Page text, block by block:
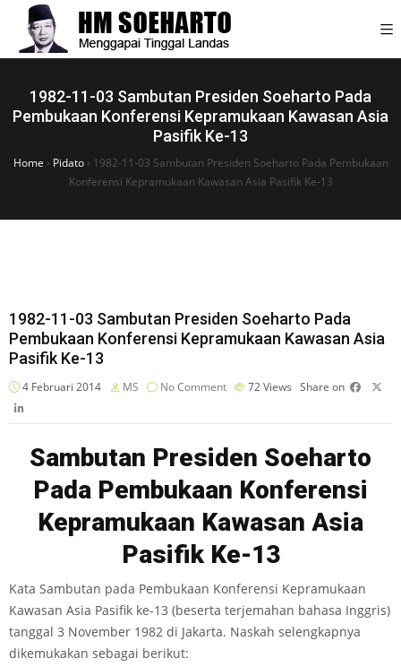
1982-11-03 Sambutan Presiden Soeharto Pada
Pembukaan Konferensi Kepramukaan Kawasan Asia
Pasifik Ke-13
Home › Pidato› 1982-11-03 Sambutan Presiden Soeharto Pada Pembukaan
Konferensi Kepramukaan Kawasan Asia Pasifik Ke-13
1982-11-03 Sambutan Presiden Soeharto Pada
Pembukaan Konferensi Kepramukaan Kawasan Asia
Pasifik Ke-13
4 Februari 2014 MS No Comment 72Views Share on
Sambutan Presiden Soeharto
Pada Pembukaan Konferensi
Kepramukaan Kawasan Asia
Pasifik Ke-13
Kata Sambutan pada Pembukaan Konferensi Kepramukaan
Kawasan Asia Pasifik ke-13 (beserta terjemahan bahasa Inggris)
tanggal 3 November 1982 di Jakarta. Naskah selengkapnya
dikemukakan sebagai berikut: